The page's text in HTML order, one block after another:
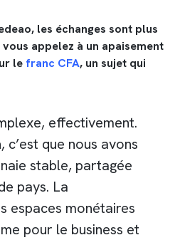
les échanges sont plus
appelez à un apaisement
le franc CFA, un sujet qui
effectivement.
c’est que nous avons
stable, partagée
pays. La
espaces monétaires
pour le business et